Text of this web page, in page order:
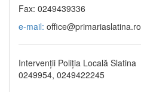
Fax: 0249439336
e-mail: office@primariaslatina.ro
Intervenții Poliția Locală Slatina
0249954, 0249422245